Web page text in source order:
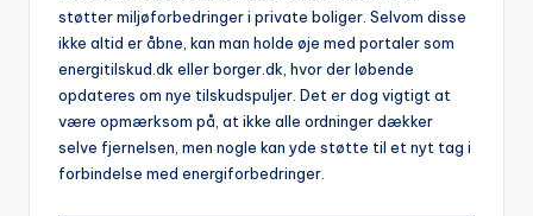
støtter miljøforbedringer i private boliger. Selvom disse
ikke altid er åbne, kan man holde øje med portaler som
energitilskud.dk eller borger.dk, hvor der løbende
opdateres om nye tilskudspuljer. Det er dog vigtigt at
være opmærksom på, at ikke alle ordninger dækker
selve fjernelsen, men nogle kan yde støtte til et nyt tag i
forbindelse med energiforbedringer.